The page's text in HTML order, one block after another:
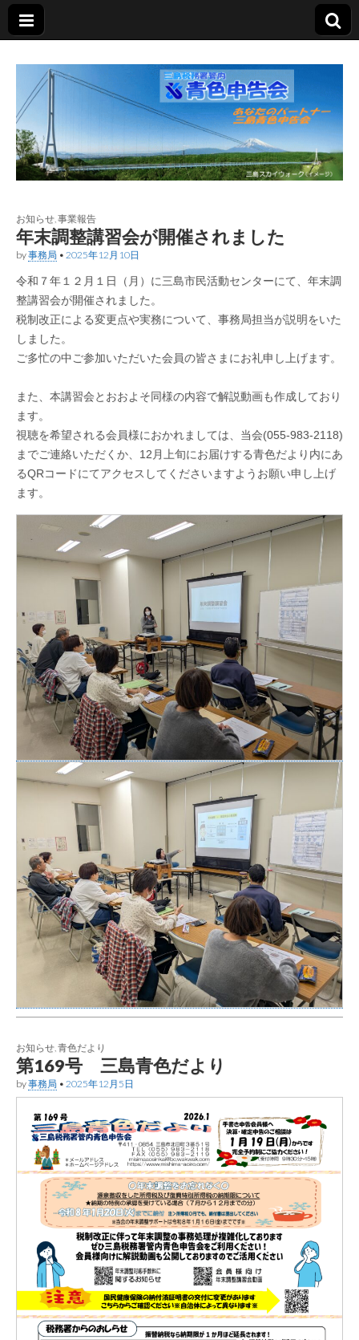
三島青色申告会
お知らせ 事業報告
年末調整講習会が開催されました
by事務局 • 2025年12月10日
令和７年１２月１日（月）に三島市民活動センターにて、年末調
整講習会が開催されました。
税制改正による変更点や実務について、事務局担当が説明をいた
しました。
ご多忙の中ご参加いただいた会員の皆さまにお礼申し上げます。
また、本講習会とおおよそ同様の内容で解説動画も作成しており
ます。
視聴を希望される会員様におかれましては、当会(055-983-2118)
までご連絡いただくか、12月上旬にお届けする青色だより内にあ
るQRコードにてアクセスしてくださいますようお願い申し上げ
ます。
お知らせ 青色だより
第169号 三島青色だより
by事務局 • 2025年12月5日